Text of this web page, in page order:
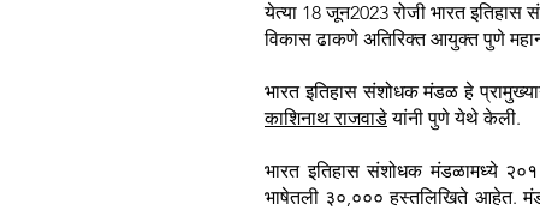
येत्या 18 जून2023 रोजी भारत
विकास ढाकणे अतिरिक्त आयुक्त पुणे
भारत इतिहास संशोधक मंडळ हे
काशिनाथ राजवाडेयांनी पुणे येथे केली.
भारत इतिहास संशोधक मंडळामध्ये
भाषेतली ३०,००० हस्तलिखिते आहेत.